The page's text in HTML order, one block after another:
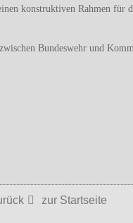
konstruktiven Rahmen für
Bundeswehr und
zur Startseite